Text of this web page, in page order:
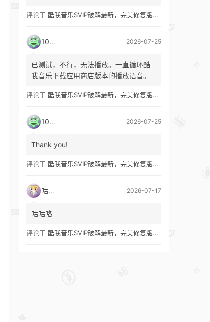
评论于 酷我音乐SVIP破解最新，完美修复版！支持安卓+车机+pc版！
1035 2026-07-25
已测试，不行，无法播放。一直循环酷
我音乐下载应用商店版本的播放语音。
评论于 酷我音乐SVIP破解最新，完美修复版！支持安卓+车机+pc版！
1035 2026-07-25
Thank you!
评论于 酷我音乐SVIP破解最新，完美修复版！支持安卓+车机+pc版！
咕咕咯 2026-07-17
咕咕咯
评论于 酷我音乐SVIP破解最新，完美修复版！支持安卓+车机+pc版！